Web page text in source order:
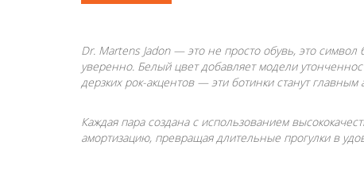
Dr. Martens Jadon — это не просто обувь, это
уверенно. Белый цвет добавляет модели
дерзких рок-акцентов — эти ботинки станут главным
Каждая пара создана с использованием
амортизацию, превращая длительные прогулки в